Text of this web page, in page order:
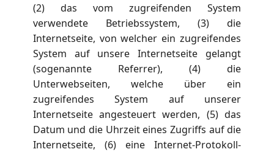
(2) das vom zugreifenden System
verwendete Betriebssystem, (3) die
Internetseite, von welcher ein zugreifendes
System auf unsere Internetseite gelangt
(sogenannte Referrer), (4) die
Unterwebseiten, welche über ein
zugreifendes System auf unserer
Internetseite angesteuert werden, (5) das
Datum und die Uhrzeit eines Zugriffs auf die
Internetseite, (6) eine Internet-Protokoll-